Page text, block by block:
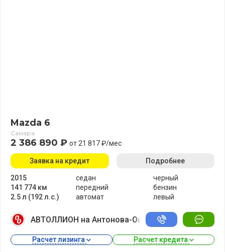
Mazda 6
Самара
2 386 890 ₽ от 21 817 ₽/мес
2015
141 774 км
2.5 л (192 л.с.)
седан
передний
автомат
черный
бензин
левый
Заявка на кредит Подробнее
АВТОЛЛИОН на Антонова-Овсеенко
Расчет лизинга Расчет кредита